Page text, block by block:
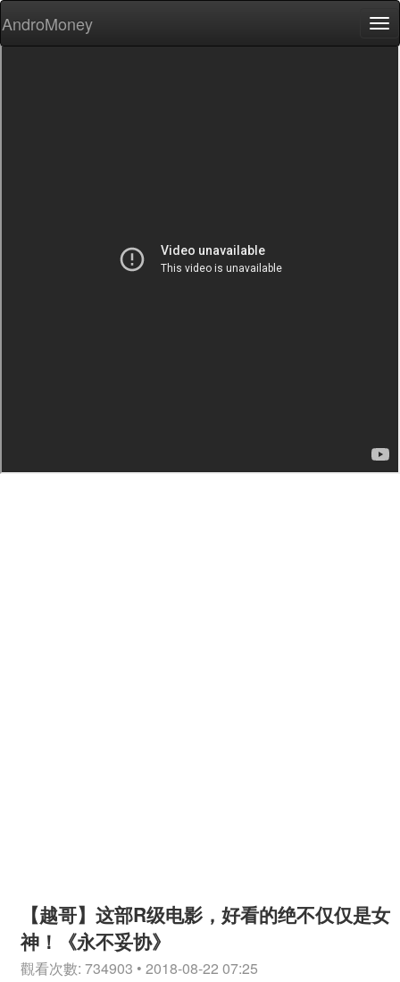
AndroMoney
【越哥】这部R级电影，好看的绝不仅仅是女
神！《永不妥协》
觀看次數: 734903 • 2018-08-22 07:25